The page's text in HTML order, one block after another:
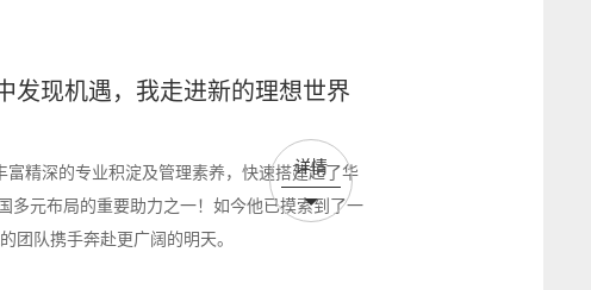
发现机遇，我走进新的理想世界
精深的专业积淀及管理素养，快速搭建起了华
多元布局的重要助力之一！如今他已摸索到了一
团队携手奔赴更广阔的明天。
详情